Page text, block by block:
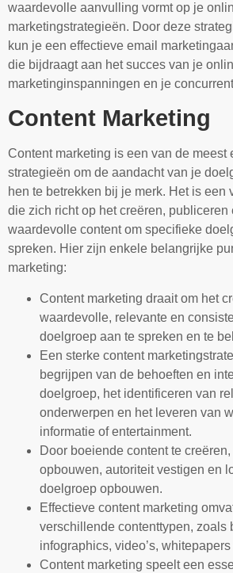
waardevolle aanvulling vormt op je
marketingstrategieën. Door deze
kun je een effectieve email
die bijdraagt aan het succes van je
marketinginspanningen en je
Content Marketing
Content marketing is een van de meest
strategieën om de aandacht van je
hen te betrekken bij je merk. Het is een
die zich richt op het creëren, publiceren
waardevolle content om specifieke
spreken. Hier zijn enkele belangrijke
marketing:
Content marketing draait om het
waardevolle, relevante en
doelgroep aan te spreken en te
Een sterke content
begrijpen van de behoeften en
doelgroep, het identificeren van
onderwerpen en het leveren van
informatie of entertainment.
Door boeiende content te
opbouwen, autoriteit vestigen en
doelgroep opbouwen.
Effectieve content marketing
verschillende contenttypen, zoals
infographics, video’s, whitepapers
Content marketing speelt een